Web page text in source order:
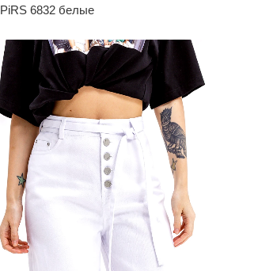
PiRS 6832 белые